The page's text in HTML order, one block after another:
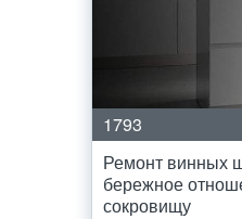
1793
Ремонт винных
бережное
сокровищу